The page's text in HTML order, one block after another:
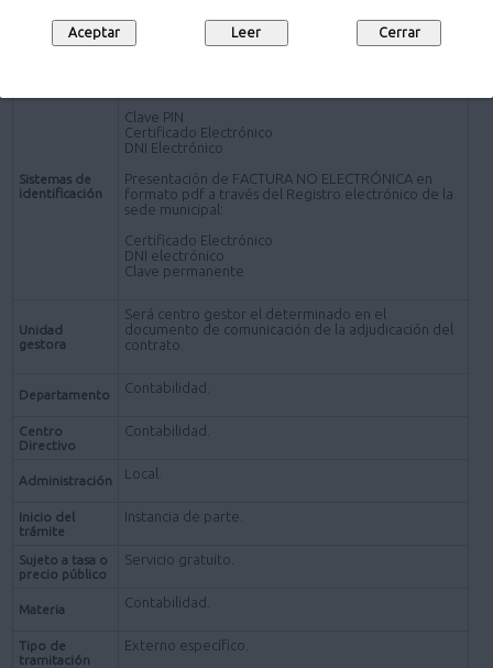
Ayuntamiento de Pozuelo de Alarcón (a través de la
Solicitud de carácter General
Sistemas de
identificación
Clave PIN
Certificado Electrónico
DNI Electrónico
Presentación de FACTURA NO ELECTRÓNICA en
formato pdf a través del Registro electrónico de la
sede municipal:
Certificado Electrónico
DNI electrónico
Clave permanente
Unidad
gestora
Será centro gestor el determinado en el
documento de comunicación de la adjudicación del
contrato.
Departamento Contabilidad.
Centro
Directivo
Contabilidad.
Administración Local.
Inicio del
trámite
Instancia de parte.
Sujeto a tasa o
precio público
Servicio gratuito.
Materia Contabilidad.
Tipo de
tramitación
Externo específico.